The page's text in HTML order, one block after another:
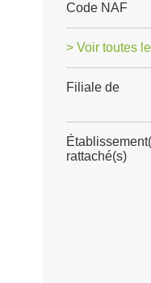
Code NAF
> Voir toutes
Filiale de
rattaché(s)